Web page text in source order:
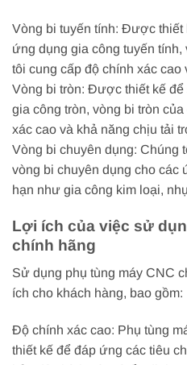
Vòng bi tuyến tính: Được thiết
ứng dụng gia công tuyến
tôi cung cấp độ chính xác cao
Vòng bi tròn: Được thiết kế
gia công tròn, vòng bi tròn
xác cao và khả năng chịu tải
Vòng bi chuyên dụng: Chúng
vòng bi chuyên dụng cho các
hạn như gia công kim loại,
Lợi ích của việc sử
chính hãng
Sử dụng phụ tùng máy CNC
ích cho khách hàng, bao gồm:
Độ chính xác cao: Phụ tùng
thiết kế để đáp ứng các tiêu